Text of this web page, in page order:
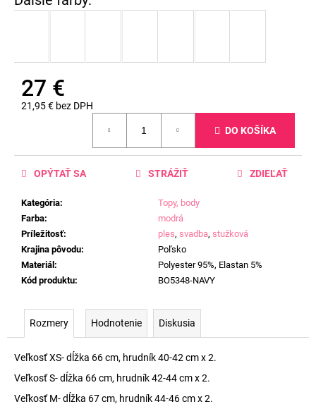
27 €
21,95 € bez DPH
DO KOŠÍKA
Kategória:
Topy, body
Farba:
modrá
Príležitosť: ples, svadba, stužková
Krajina pôvodu:
Poľsko
Materiál :
Polyester 95%, Elastan 5%
Kód produktu: BO5348-NAVY
OPÝTAŤ SA STRÁŽIŤ ZDIEĽAŤ
Rozmery Hodnotenie Diskusia
Veľkosť XS- dĺžka 66 cm, hrudník 40-42 cm x 2.
Veľkosť S- dĺžka 66 cm, hrudník 42-44 cm x 2.
Veľkosť M- dĺžka 67 cm, hrudník 44-46 cm x 2.